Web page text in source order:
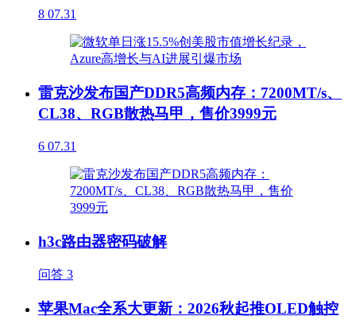
8 07.31
雷克沙发布国产DDR5高频内存：7200MT/s、
CL38、RGB散热马甲，售价3999元
6 07.31
h3c路由器密码破解
问答 3
苹果Mac全系大更新：2026秋起推OLED触控